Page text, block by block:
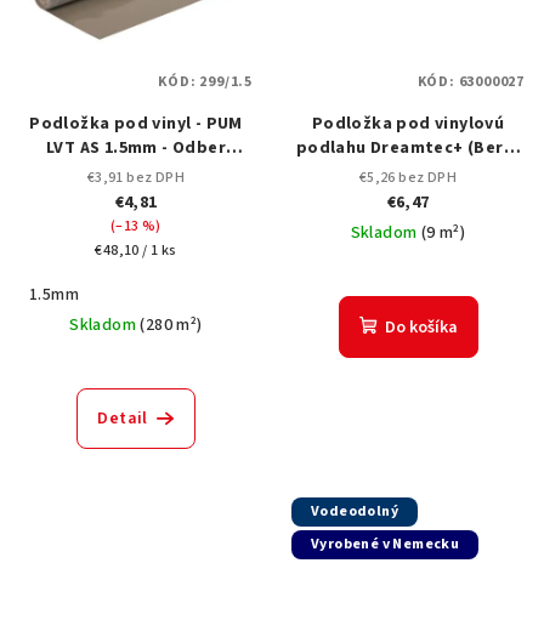
Podložka pod vinyl - PUM
LVT AS 1.5mm - Odber
možný na metre
€3,91 bez DPH
€4,81
(–13 %)
Jednotková
€48,10 / 1 ks
1.5mm
Skladom(280 m²)
Detail
KÓD: 299/1.5
Podložka pod vinylovú
podlahu Dreamtec+ (Berry
Alloc) 1,5 mm
€5,26 bez DPH
€6,47
Skladom (9 m²)
Do košíka
KÓD: 63000027
Vodeodolný
Vyrobené v Nemecku